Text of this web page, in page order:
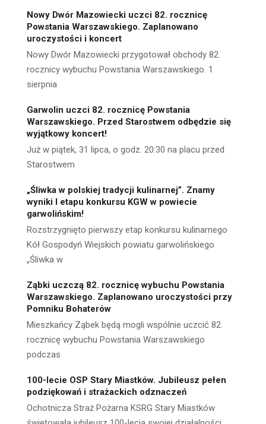
Nowy Dwór Mazowiecki uczci 82. rocznicę
Powstania Warszawskiego. Zaplanowano
uroczystości i koncert
Nowy Dwór Mazowiecki przygotował obchody 82.
rocznicy wybuchu Powstania Warszawskiego. 1
sierpnia
Garwolin uczci 82. rocznicę Powstania
Warszawskiego. Przed Starostwem odbędzie się
wyjątkowy koncert!
Już w piątek, 31 lipca, o godz. 20:30 na placu przed
Starostwem
„Śliwka w polskiej tradycji kulinarnej”. Znamy
wyniki I etapu konkursu KGW w powiecie
garwolińskim!
Rozstrzygnięto pierwszy etap konkursu kulinarnego
Kół Gospodyń Wiejskich powiatu garwolińskiego
„Śliwka w
Ząbki uczczą 82. rocznicę wybuchu Powstania
Warszawskiego. Zaplanowano uroczystości przy
Pomniku Bohaterów
Mieszkańcy Ząbek będą mogli wspólnie uczcić 82.
rocznicę wybuchu Powstania Warszawskiego
podczas
100-lecie OSP Stary Miastków. Jubileusz pełen
podziękowań i strażackich odznaczeń
Ochotnicza Straż Pożarna KSRG Stary Miastków